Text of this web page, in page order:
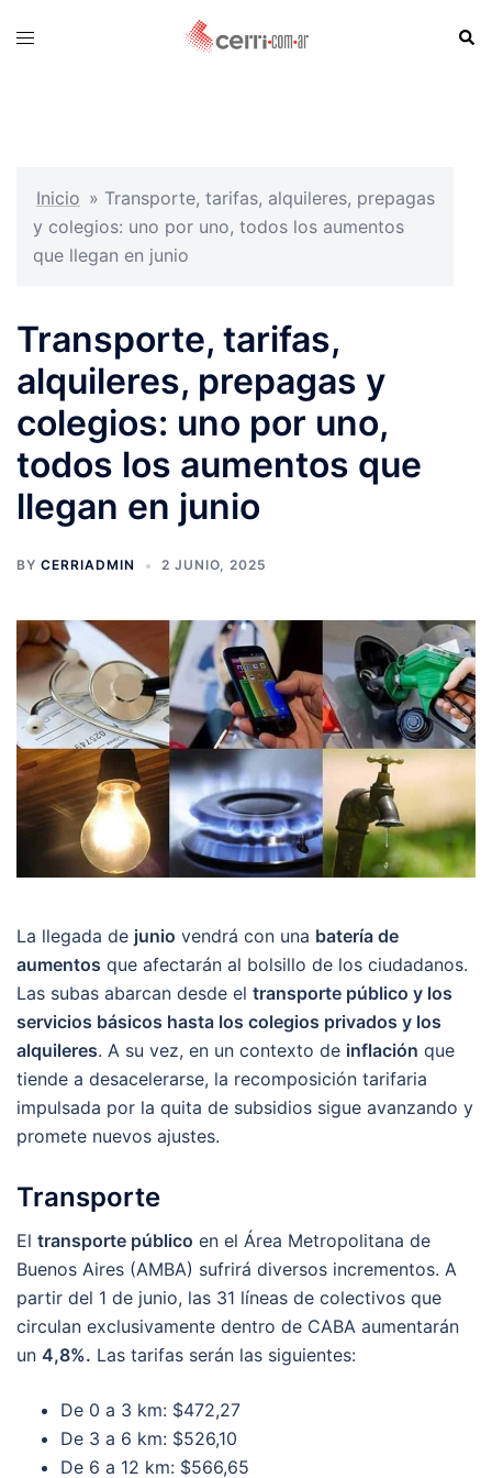
Toggle
Inicio » Transporte, tarifas, alquileres, prepagas
y colegios: uno por uno, todos los aumentos
que llegan en junio
Transporte, tarifas,
alquileres, prepagas y
colegios: uno por uno,
todos los aumentos que
llegan en junio
BY CERRIADMIN 2 JUNIO, 2025
La llegada de junio vendrá con una batería de
aumentos que afectarán al bolsillo de los ciudadanos.
Las subas abarcan desde el transporte público y los
servicios básicos hasta los colegios privados y los
alquileres. A su vez, en un contexto de inflación que
tiende a desacelerarse, la recomposición tarifaria
impulsada por la quita de subsidios sigue avanzando y
promete nuevos ajustes.
Transporte
El transporte público en el Área Metropolitana de
Buenos Aires (AMBA) sufrirá diversos incrementos. A
partir del 1 de junio, las 31 líneas de colectivos que
circulan exclusivamente dentro de CABA aumentarán
un 4,8%. Las tarifas serán las siguientes:
De 0 a 3 km: $472,27
De 3 a 6 km: $526,10
De 6 a 12 km: $566,65